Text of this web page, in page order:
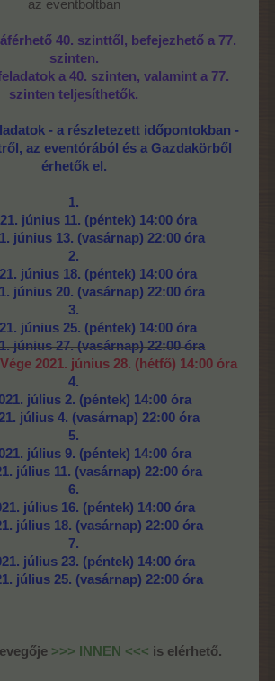
az eventboltban
40. szinttől, befejezhető a 77.
szinten.
a 40. szinten, valamint a 77.
szinten teljesíthetők.
- a részletezett időpontokban -
az eventórából és a Gazdakörből
érhetők el.
1.
június 11. (péntek) 14:00 óra
június 13. (vasárnap) 22:00 óra
2.
június 18. (péntek) 14:00 óra
június 20. (vasárnap) 22:00 óra
3.
június 25. (péntek) 14:00 óra
június 27. (vasárnap) 22:00 óra
Vége 2021. június 28. (hétfő) 14:00 óra
4.
július 2. (péntek) 14:00 óra
július 4. (vasárnap) 22:00 óra
5.
július 9. (péntek) 14:00 óra
július 11. (vasárnap) 22:00 óra
6.
július 16. (péntek) 14:00 óra
július 18. (vasárnap) 22:00 óra
7.
július 23. (péntek) 14:00 óra
július 25. (vasárnap) 22:00 óra
>>> INNEN <<< is elérhető.